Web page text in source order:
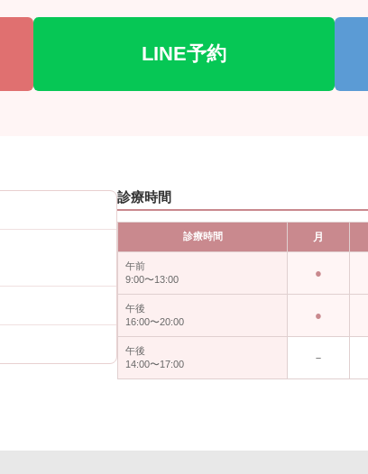
LINE予約
診療時間
診療時間 月
午前
9:00〜13:00
午後
16:00〜20:00
午後
14:00〜17:00
－